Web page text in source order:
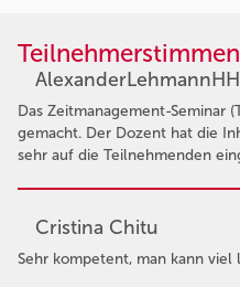
AlexanderLehmannHH
Das Zeitmanagement-Seminar
gemacht. Der Dozent hat die
sehr auf die Teilnehmenden
Cristina Chitu
Sehr kompetent, man kann